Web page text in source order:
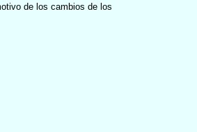
de los cambios de los